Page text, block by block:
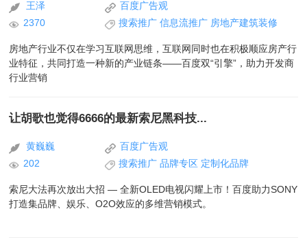
王泽
百度广告观
2370
搜索推广 信息流推广 房地产建筑装修
房地产行业不仅在学习互联网思维，互联网同时也在积极顺应房产行
业特征，共同打造一种新的产业链条——百度双“引擎”，助力开发商
行业营销
让胡歌也觉得6666的最新索尼黑科技...
黄巍巍
百度广告观
202
搜索推广 品牌专区 定制化品牌
索尼大法再次放出大招 — 全新OLED电视闪耀上市！百度助力SONY
打造集品牌、娱乐、O2O效应的多维营销模式。